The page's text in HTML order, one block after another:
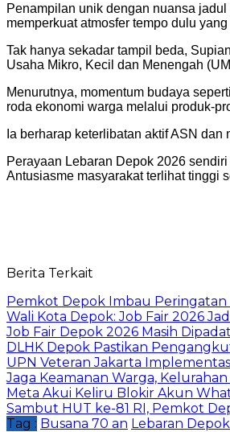
Penampilan unik dengan nuansa
memperkuat atmosfer tempo dulu
Tak hanya sekadar tampil beda,
Usaha Mikro, Kecil dan Menengah
Menurutnya, momentum budaya
roda ekonomi warga melalui produk-
Ia berharap keterlibatan aktif ASN
Perayaan Lebaran Depok 2026
Antusiasme masyarakat terlihat tinggi
Berita Terkait
Pemkot Depok Imbau Peringatan
Wali Kota Depok: Job Fair 2026
Job Fair Depok 2026 Masih
DLHK Depok Pastikan
UPN Veteran Jakarta
Jaga Keamanan Warga,
Meta Akui Keliru Blokir Akun
Sambut HUT ke-81 RI, Pemkot
Tag : Busana 70 an Lebaran